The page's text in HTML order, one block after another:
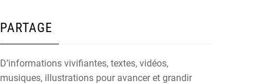
PARTAGE
D’informations vivifiantes, textes, vidéos,
musiques, illustrations pour avancer et grandir